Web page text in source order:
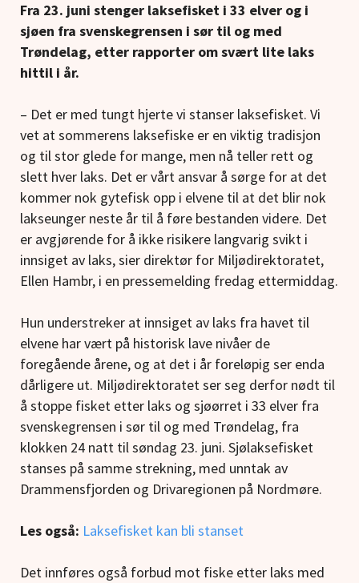
Fra 23. juni stenger laksefisket i 33 elver og i
sjøen fra svenskegrensen i sør til og med
Trøndelag, etter rapporter om svært lite laks
hittil i år.
– Det er med tungt hjerte vi stanser laksefisket. Vi
vet at sommerens laksefiske er en viktig tradisjon
og til stor glede for mange, men nå teller rett og
slett hver laks. Det er vårt ansvar å sørge for at det
kommer nok gytefisk opp i elvene til at det blir nok
lakseunger neste år til å føre bestanden videre. Det
er avgjørende for å ikke risikere langvarig svikt i
innsiget av laks, sier direktør for Miljødirektoratet,
Ellen Hambr, i en pressemelding fredag ettermiddag.
Hun understreker at innsiget av laks fra havet til
elvene har vært på historisk lave nivåer de
foregående årene, og at det i år foreløpig ser enda
dårligere ut. Miljødirektoratet ser seg derfor nødt til
å stoppe fisket etter laks og sjøørret i 33 elver fra
svenskegrensen i sør til og med Trøndelag, fra
klokken 24 natt til søndag 23. juni. Sjølaksefisket
stanses på samme strekning, med unntak av
Drammensfjorden og Drivaregionen på Nordmøre.
Les også: Laksefisket kan bli stanset
Det innføres også forbud mot fiske etter laks med